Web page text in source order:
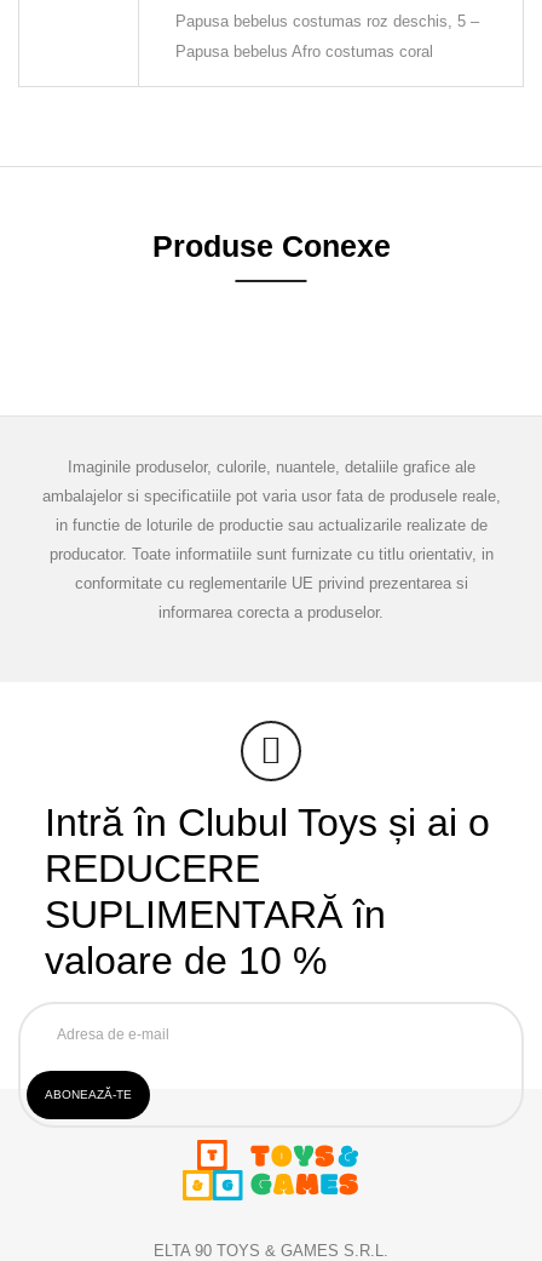
Papusa bebelus costumas roz deschis, 5 –
Papusa bebelus Afro costumas coral
Produse Conexe
Imaginile produselor, culorile, nuantele, detaliile grafice ale
ambalajelor si specificatiile pot varia usor fata de produsele reale,
in functie de loturile de productie sau actualizarile realizate de
producator. Toate informatiile sunt furnizate cu titlu orientativ, in
conformitate cu reglementarile UE privind prezentarea si
informarea corecta a produselor.
Intră în Clubul Toys și ai o
REDUCERE
SUPLIMENTARĂ în
valoare de 10 %
ELTA 90 TOYS & GAMES S.R.L.